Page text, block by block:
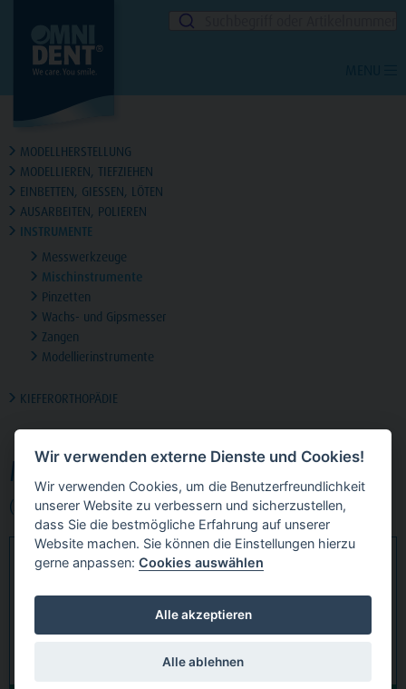
MISCHINSTRUMENTE
(2 Produktgruppen)
ANMISCHSPATEL GIPSSPATEL
MODELLHERSTELLUNG
MODELLIEREN, TIEFZIEHEN
EINBETTEN, GIESSEN, LÖTEN
AUSARBEITEN, POLIEREN
INSTRUMENTE
Messwerkzeuge
Mischinstrumente
Pinzetten
Wachs- und Gipsmesser
Zangen
Modellierinstrumente
KIEFERORTHOPÄDIE
Wir verwenden externe Dienste und Cookies!
Wir verwenden Cookies, um die Benutzerfreundlichkeit
unserer Website zu verbessern und sicherzustellen,
dass Sie die bestmögliche Erfahrung auf unserer
Website machen. Sie können die Einstellungen hierzu
gerne anpassen:Cookies auswählen
Alle akzeptieren
Alle ablehnen